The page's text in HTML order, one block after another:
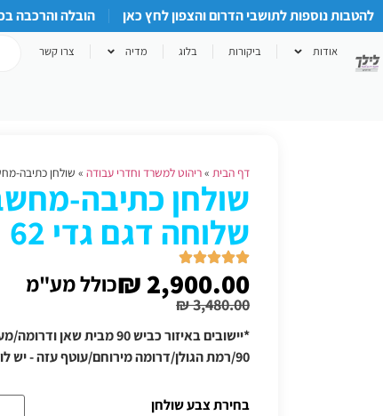
להטבות נוספות לתושבי הדרום והצפון לחץ כאן הובלה והרכבה
אודות ביקורות בלוג מדיה צרו קשר
דף הבית »ריהוט למשרד וחדרי עבודה » שולחן כתיבה-
שולחן כתיבה-
שלוחה דגם גדי 62
₪3,480.00
₪ 2,900.00 כולל מע"מ
*יישובים באיזור כביש 90
90/רמת הגולן/דרומה מירוחם/עוטף עזה - יש לוודא תוספת הובלה טלפונית
בחירת צבע שולחן